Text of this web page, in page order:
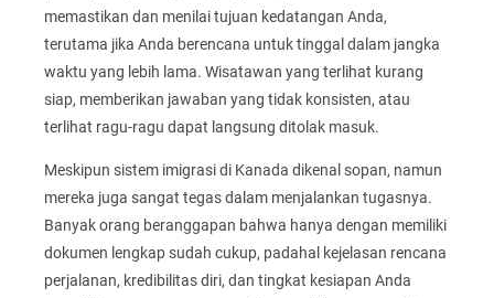
memastikan dan menilai tujuan kedatangan Anda,
terutama jika Anda berencana untuk tinggal dalam jangka
waktu yang lebih lama. Wisatawan yang terlihat kurang
siap, memberikan jawaban yang tidak konsisten, atau
terlihat ragu-ragu dapat langsung ditolak masuk.
Meskipun sistem imigrasi di Kanada dikenal sopan, namun
mereka juga sangat tegas dalam menjalankan tugasnya.
Banyak orang beranggapan bahwa hanya dengan memiliki
dokumen lengkap sudah cukup, padahal kejelasan rencana
perjalanan, kredibilitas diri, dan tingkat kesiapan Anda